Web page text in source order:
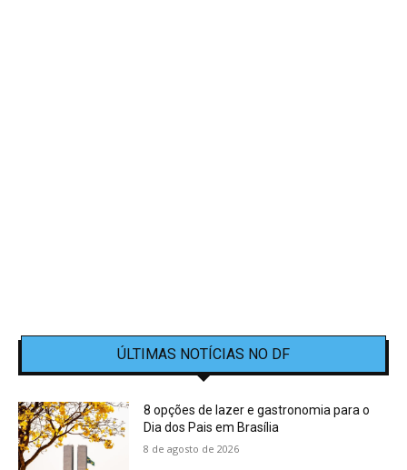
ÚLTIMAS NOTÍCIAS NO DF
8 opções de lazer e gastronomia para o
Dia dos Pais em Brasília
8 de agosto de 2026